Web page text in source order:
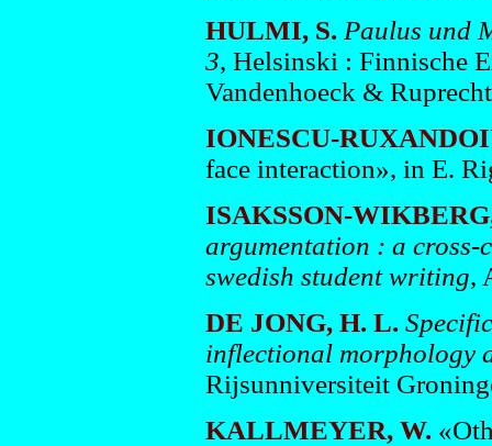
HULMI, S. Paulus und
3, Helsinski : Finnische
Vandenhoeck &
IONESCU-
face interaction», in E.
ISAKSSON-
argumentation : a
swedish student writing,
DE JONG, H. L.
inflectional morphology
Rijsunniversiteit
KALLMEYER, W.